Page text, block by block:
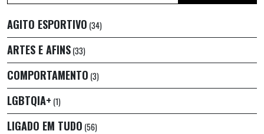
AGITO ESPORTIVO (34)
ARTES E AFINS(33)
COMPORTAMENTO (3)
LGBTQIA+ (1)
LIGADO EM TUDO (56)